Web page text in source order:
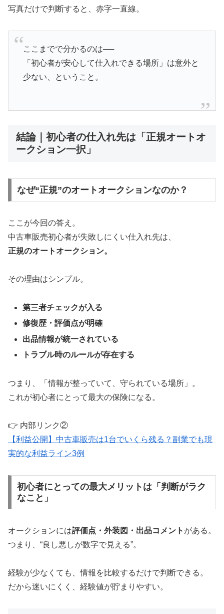
写真だけで判断すると、赤字一直線。
ここまでで分かるのは──
「初心者が安心して仕入れできる場所」は意外と
少ない、ということ。
結論｜初心者の仕入れ先は「正規オートオ
ークション一択」
なぜ“正規”のオートオークションなのか？
ここが今回の答え。
中古車販売初心者が失敗しにくい仕入れ先は、
正規のオートオークション。
その理由はシンプル。
第三者チェックが入る
修復歴・評価点が明確
出品情報が統一されている
トラブル時のルールが存在する
つまり、「情報が整っていて、守られている場所」。
これが初心者にとって最大の保険になる。
👉 内部リンク②
【利益公開】中古車販売は1台でいくら残る？副業でも現
実的な利益ライン3例
初心者にとっての最大メリットは「判断がラク
なこと」
オークションには評価点・外装図・出品コメント がある。
つまり、“良し悪しが数字で見える”。
経験が少なくても、情報を比較するだけで判断できる。
だから迷いにくく、経験値が貯まりやすい。